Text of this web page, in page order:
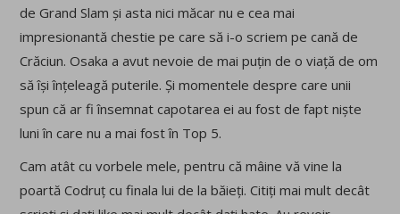
de Grand Slam și asta nici măcar nu e cea mai
impresionantă chestie pe care să i-o scriem pe cană de
Crăciun. Osaka a avut nevoie de mai puțin de o viață de om
să își înțeleagă puterile. Și momentele despre care unii
spun că ar fi însemnat capotarea ei au fost de fapt niște
luni în care nu a mai fost în Top 5.
Cam atât cu vorbele mele, pentru că mâine vă vine la
poartă Codruț cu finala lui de la băieți. Citiți mai mult decât